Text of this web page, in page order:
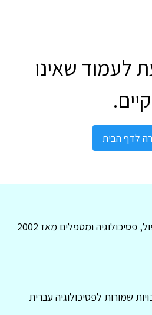
לעמוד שאינו
קיים.
לדף הבית
פסיכולוגיה ומטפלים מאז 2002